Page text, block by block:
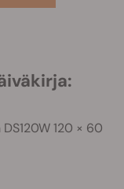
120 × 60